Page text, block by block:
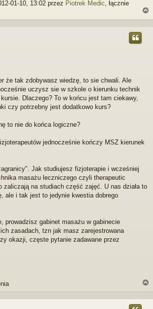
01-10, 13:02 przez Piotrek Medic, łącznie
a
że tak zdobywasz wiedzę, to sie chwali. Ale
uczysz sie w szkole o kierunku technik
Dlaczego? To w końcu jest tam ciekawy,
czy potrzebny jest dodatkowo kurs?
to nie do końca logiczne?
jednocześnie kończy MSZ kierunek
Jak studiujesz fizjoterapie i wcześniej
masażu leczniczego czyli therapeutic
zaliczają na studiach część zajęć. U nas działa to
ale i tak jest to jedynie kwestia dobrego
prowadzisz gabinet masażu w gabinecie
zasadach, tzn jak masz zarejestrowana
okazji, częste pytanie zadawane przez
g